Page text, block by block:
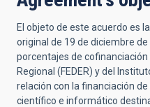
El objeto de este acuerdo es
original de 19 de diciembre
porcentajes de cofinanciación
Regional (FEDER) y del
relación con la financiación
científico e informático